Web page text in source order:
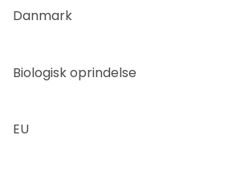
Danmark
Biologisk oprindelse
EU